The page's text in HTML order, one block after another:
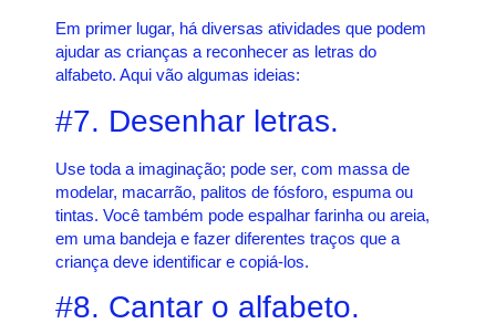
Em primer lugar, há diversas atividades que podem
ajudar as crianças a reconhecer as letras do
alfabeto. Aqui vão algumas ideias:
#7. Desenhar letras.
Use toda a imaginação; pode ser, com massa de
modelar, macarrão, palitos de fósforo, espuma ou
tintas. Você também pode espalhar farinha ou areia,
em uma bandeja e fazer diferentes traços que a
criança deve identificar e copiá-los.
#8. Cantar o alfabeto.